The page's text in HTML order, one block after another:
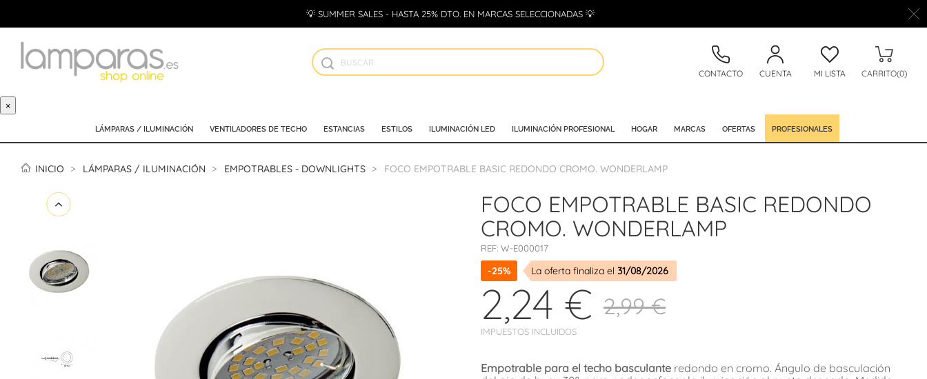
💡 SUMMER SALES - HASTA 25% DTO. EN MARCAS SELECCIONADAS 💡
CONTACTO CUENTA MI LISTA CARRITO(0)
×
LÁMPARAS / ILUMINACIÓN VENTILADORES DE TECHO ESTANCIAS ESTILOS ILUMINACIÓN LED ILUMINACIÓN PROFESIONAL HOGAR MARCAS OFERTAS PROFESIONALES
INICIO LÁMPARAS / ILUMINACIÓN EMPOTRABLES - DOWNLIGHTS FOCO EMPOTRABLE BASIC REDONDO CROMO. WONDERLAMP
FOCO EMPOTRABLE BASIC REDONDO
CROMO. WONDERLAMP
REF: W-E000017
-25% La oferta finaliza el 31/08/2026
2,24 €
IMPUESTOS INCLUIDOS
2,99 €
Empotrable para el techo basculante redondo en cromo. Ángulo de basculación